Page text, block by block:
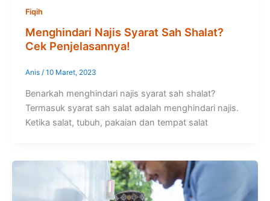
Fiqih
Menghindari Najis Syarat Sah Shalat?
Cek Penjelasannya!
Anis / 10 Maret, 2023
Benarkah menghindari najis syarat sah shalat?
Termasuk syarat sah salat adalah menghindari najis.
Ketika salat, tubuh, pakaian dan tempat salat